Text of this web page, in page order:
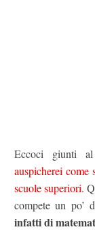
Eccoci giunti
auspicherei come
scuole superiori.
compete un po’
infatti di